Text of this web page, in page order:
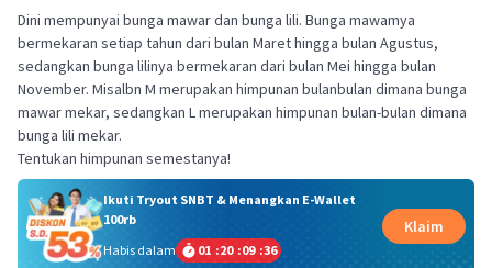
Dini mempunyai bunga mawar dan bunga lili. Bunga mawamya
bermekaran setiap tahun dari bulan Maret hingga bulan Agustus,
sedangkan bunga lilinya bermekaran dari bulan Mei hingga bulan
November. Misalbn M merupakan himpunan bulanbulan dimana bunga
mawar mekar, sedangkan L merupakan himpunan bulan-bulan dimana
bunga lili mekar.
Tentukan himpunan semestanya!
Ikuti Tryout SNBT & Menangkan E-Wallet
100rb
Habis dalam
01 :20 :09 :35
Klaim